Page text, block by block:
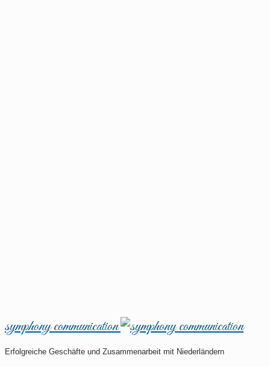
symphony communication
Erfolgreiche Geschäfte und Zusammenarbeit mit Niederländern